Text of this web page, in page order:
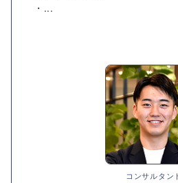
・...
コンサルタン